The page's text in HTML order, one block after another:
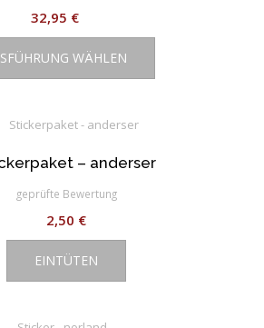
32,95 €
WÄHLEN
Dieses
weist
Die
– anderser
geprüfte Bewertung
2,50 €
EINTÜTEN